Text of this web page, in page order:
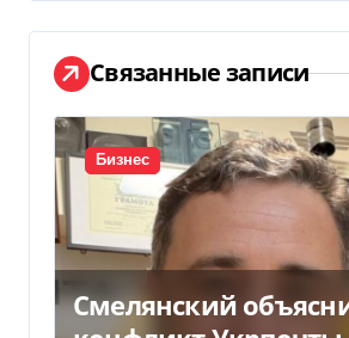
а
ц
и
я
п
о
з
Связанные записи
Бизнес
Смелянский